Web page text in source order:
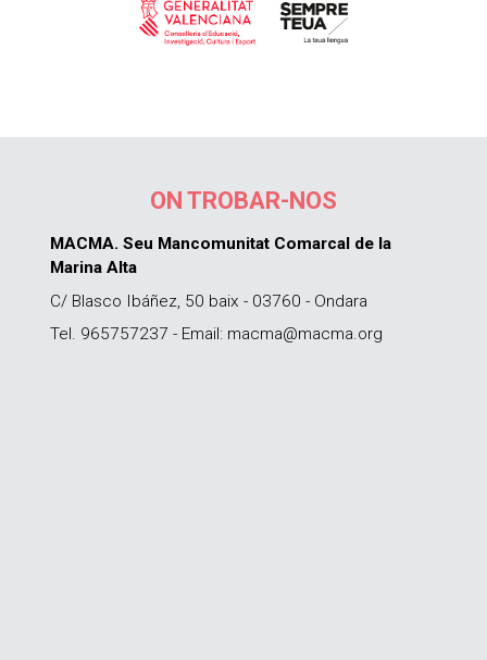
ON TROBAR-NOS
MACMA. Seu Mancomunitat Comarcal de la
Marina Alta
C/ Blasco Ibáñez, 50 baix - 03760 - Ondara
Tel. 965757237 - Email: macma@macma.org